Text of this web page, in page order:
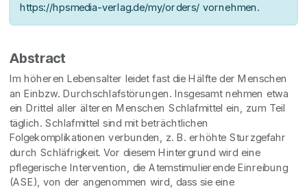
https://hpsmedia-verlag.de/my/orders/ vornehmen.
Abstract
Im höheren Lebensalter leidet fast die Hälfte der Menschen
an Einbzw. Durchschlafstörungen. Insgesamt nehmen etwa
ein Drittel aller älteren Menschen Schlafmittel ein, zum Teil
täglich. Schlafmittel sind mit beträchtlichen
Folgekomplikationen verbunden, z. B. erhöhte Sturzgefahr
durch Schläfrigkeit. Vor diesem Hintergrund wird eine
pflegerische Intervention, die Atemstimulierende Einreibung
(ASE), von der angenommen wird, dass sie eine